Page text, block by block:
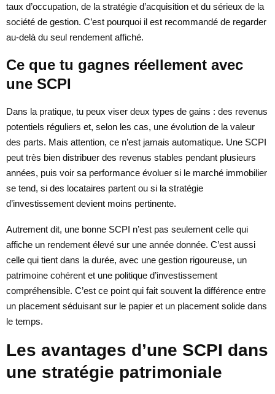
taux d’occupation, de la stratégie d’acquisition et du sérieux de la
société de gestion. C’est pourquoi il est recommandé de regarder
au-delà du seul rendement affiché.
Ce que tu gagnes réellement avec
une SCPI
Dans la pratique, tu peux viser deux types de gains : des revenus
potentiels réguliers et, selon les cas, une évolution de la valeur
des parts. Mais attention, ce n’est jamais automatique. Une SCPI
peut très bien distribuer des revenus stables pendant plusieurs
années, puis voir sa performance évoluer si le marché immobilier
se tend, si des locataires partent ou si la stratégie
d’investissement devient moins pertinente.
Autrement dit, une bonne SCPI n’est pas seulement celle qui
affiche un rendement élevé sur une année donnée. C’est aussi
celle qui tient dans la durée, avec une gestion rigoureuse, un
patrimoine cohérent et une politique d’investissement
compréhensible. C’est ce point qui fait souvent la différence entre
un placement séduisant sur le papier et un placement solide dans
le temps.
Les avantages d’une SCPI dans
une stratégie patrimoniale